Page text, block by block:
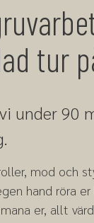
tur
under 90
mod och
hand röra
er, allt